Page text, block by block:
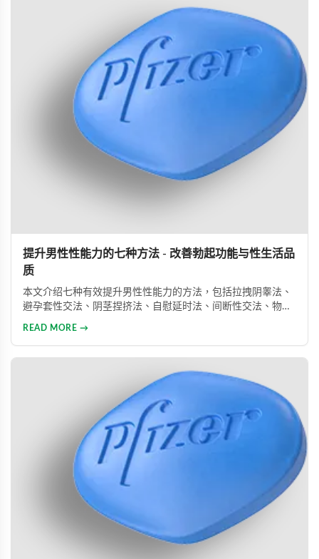
提升男性性能力的七种方法 - 改善勃起功能与性生活品
质
本文介绍七种有效提升男性性能力的方法，包括拉拽阴睾法、
避孕套性交法、阴茎捏挤法、自慰延时法、间断性交法、物理
能问题，提升性生活满意度。
READ MORE →